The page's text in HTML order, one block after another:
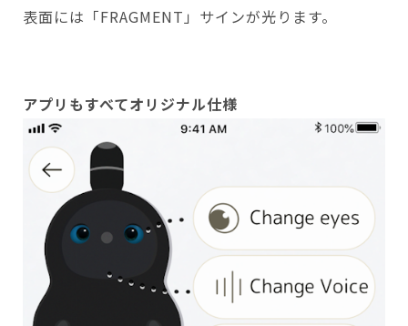
表面には「FRAGMENT」サインが光ります。
アプリもすべてオリジナル仕様